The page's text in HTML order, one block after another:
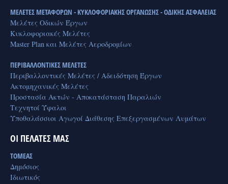
ΜΕΛΕΤΕΣ ΜΕΤΑΦΟΡΩΝ - ΚΥΚΛΟΦΟΡΙΑΚΗΣ ΟΡΓΑΝΩΣΗΣ - ΟΔΙΚΗΣ ΑΣΦΑΛΕΙΑΣ
Μελέτες Οδικών Έργων
Κυκλοφοριακές Μελέτες
Master Plan και Μελέτες Αεροδρομίων
ΠΕΡΙΒΑΛΛΟΝΤΙΚΕΣ ΜΕΛΕΤΕΣ
Περιβαλλοντικές Μελέτες / Αδειδότηση Έργων
Ακτομηχανικές Μελέτες
Προστασία Ακτών - Αποκατάσταση Παραλιών
Τεχνητοί Ύφαλοι
Υποθαλάσσιοι Αγωγοί Διάθεσης Επεξεργασμένων Λυμάτων
ΟΙ ΠΕΛΑΤΕΣ ΜΑΣ
ΤΟΜΕΑΣ
Δημόσιος
Ιδιωτικός